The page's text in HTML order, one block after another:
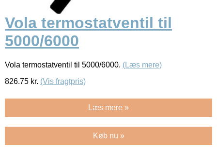
Vola termostatventil til
5000/6000
Vola termostatventil til 5000/6000. (Læs mere)
826.75 kr. (Vis fragtpris)
Læs mere »
Køb nu »